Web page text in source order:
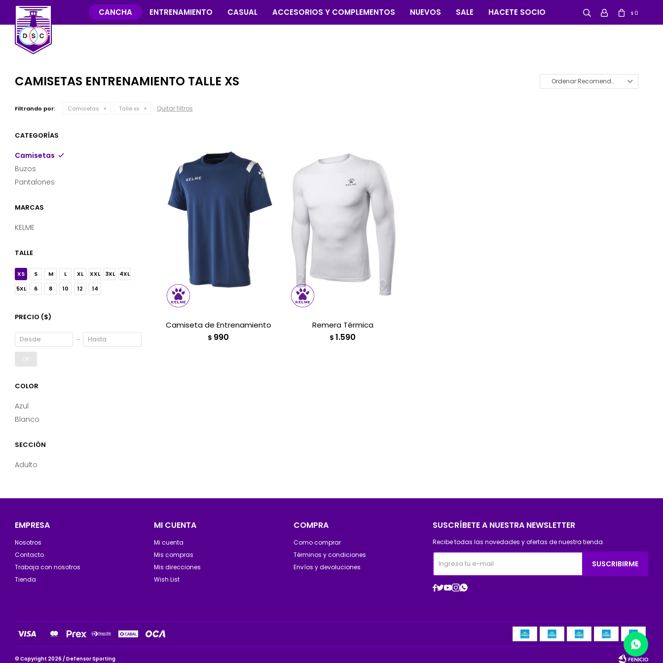
CANCHA ENTRENAMIENTO CASUAL ACCESORIOS Y COMPLEMENTOS NUEVOS SALE HACETE SOCIO $ 0
CAMISETAS ENTRENAMIENTO TALLE XS Recomendados
Filtrando por: Camisetas Talle xs Quitar filtros
Camiseta de Entrenamiento
$ 990
Remera Térmica
$ 1.590
CATEGORÍAS
Camisetas
Buzos
Pantalones
MARCAS
KELME
TALLE
XS S M L XL XXL 3XL
4XL
5XL
6 8 10 12 14
PRECIO ($)
OK
COLOR
Azul
Blanco
SECCIÓN
Adulto
SUSCRÍBETE A NUESTRA NEWSLETTER
Recibe todas las novedades y ofertas de nuestra tienda.
SUSCRIBIRME

EMPRESA
Nosotros
Contacto
Trabaja con nosotros
Tienda
MI CUENTA
Mi cuenta
Mis compras
Mis direcciones
Wish List
COMPRA
Como comprar
Términos y condiciones
Envíos y devoluciones
© Copyright 2026 / Defensor Sporting